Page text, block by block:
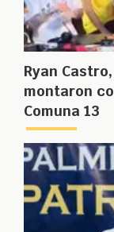
Ryan
montaron
Comuna 13